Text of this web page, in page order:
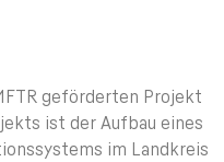
geförderten Projekt
ist der Aufbau eines
im Landkreis